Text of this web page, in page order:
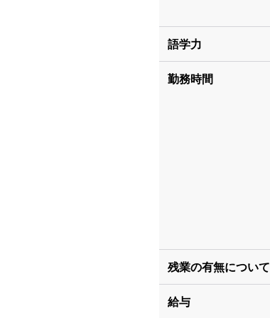
語学力
勤務時間
残業の有無について
給与